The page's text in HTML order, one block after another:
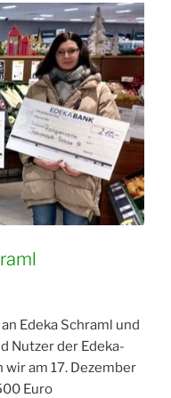
Edeka Schraml und
Nutzer der Edeka-
am 17. Dezember
Euro